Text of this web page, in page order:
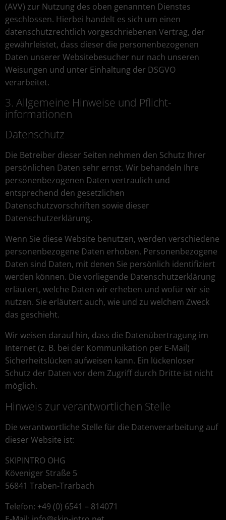
(AVV) zur Nutzung des oben genannten Dienstes
geschlossen. Hierbei handelt es sich um einen
datenschutzrechtlich vorgeschriebenen Vertrag, der
gewährleistet, dass dieser die personenbezogenen
Daten unserer Websitebesucher nur nach unseren
Weisungen und unter Einhaltung der DSGVO
verarbeitet.
3. Allgemeine Hinweise und Pflicht­
informationen
Datenschutz
Die Betreiber dieser Seiten nehmen den Schutz Ihrer
persönlichen Daten sehr ernst. Wir behandeln Ihre
personenbezogenen Daten vertraulich und
entsprechend den gesetzlichen
Datenschutzvorschriften sowie dieser
Datenschutzerklärung.
Wenn Sie diese Website benutzen, werden verschiedene
personenbezogene Daten erhoben. Personenbezogene
Daten sind Daten, mit denen Sie persönlich identifiziert
werden können. Die vorliegende Datenschutzerklärung
erläutert, welche Daten wir erheben und wofür wir sie
nutzen. Sie erläutert auch, wie und zu welchem Zweck
das geschieht.
Wir weisen darauf hin, dass die Datenübertragung im
Internet (z. B. bei der Kommunikation per E-Mail)
Sicherheitslücken aufweisen kann. Ein lückenloser
Schutz der Daten vor dem Zugriff durch Dritte ist nicht
möglich.
Hinweis zur verantwortlichen Stelle
Die verantwortliche Stelle für die Datenverarbeitung auf
dieser Website ist:
SKIPINTRO OHG
Köveniger Straße 5
56841 Traben-Trarbach
Telefon: +49 (0) 6541 – 814071